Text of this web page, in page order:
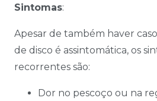
Sintomas:
Apesar de também haver
de disco é assintomática, os
recorrentes são:
Dor no pescoço ou na